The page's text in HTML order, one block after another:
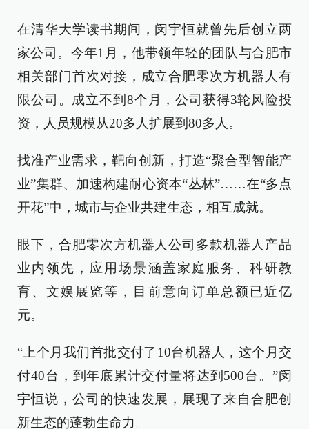
在清华大学读书期间，闵宇恒就曾先后创立两
家公司。今年1月，他带领年轻的团队与合肥市
相关部门首次对接，成立合肥零次方机器人有
限公司。成立不到8个月，公司获得3轮风险投
资，人员规模从20多人扩展到80多人。
找准产业需求，靶向创新，打造“聚合型智能产
业”集群、加速构建耐心资本“丛林”……在“多点
开花”中，城市与企业共建生态，相互成就。
眼下，合肥零次方机器人公司多款机器人产品
业内领先，应用场景涵盖家庭服务、科研教
育、文娱展览等，目前意向订单总额已近亿
元。
“上个月我们首批交付了10台机器人，这个月交
付40台，到年底累计交付量将达到500台。”闵
宇恒说，公司的快速发展，展现了来自合肥创
新生态的蓬勃生命力。